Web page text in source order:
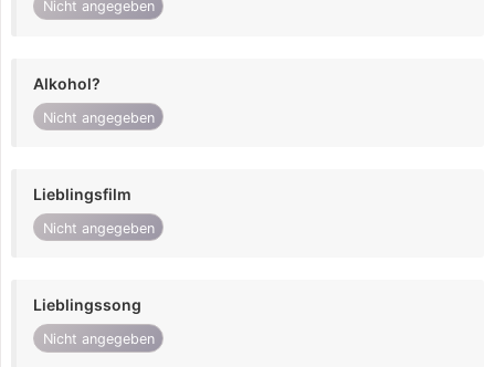
Nicht angegeben
Alkohol?
Nicht angegeben
Lieblingsfilm
Nicht angegeben
Lieblingssong
Nicht angegeben